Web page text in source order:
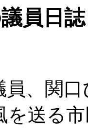
員日誌
員、関
を送る